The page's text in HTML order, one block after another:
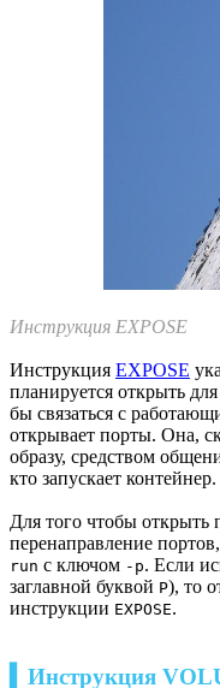
Инструкция EXPOSE
Инструкция EXPOSE
планируется открыть
бы связаться с
открывает порты. Она,
образу, средством
кто запускает контейнер.
Для того чтобы открыть
перенаправление
run с ключом -p. Если
заглавной буквой P), то
инструкции EXPOSE.
▍Инструкция